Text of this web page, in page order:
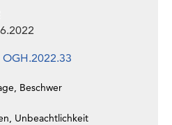
OGH.2022.33
Beschwer
Unbeachtlichkeit